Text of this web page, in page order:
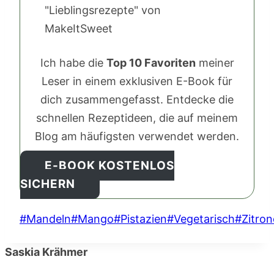
Ich habe die Top 10 Favoriten meiner
Leser in einem exklusiven E-Book für
dich zusammengefasst. Entdecke die
schnellen Rezeptideen, die auf meinem
Blog am häufigsten verwendet werden.
E-BOOK KOSTENLOS
SICHERN
Schlagworte:
#Mandeln#Mango#Pistazien#Vegetarisch#
Saskia Krähmer